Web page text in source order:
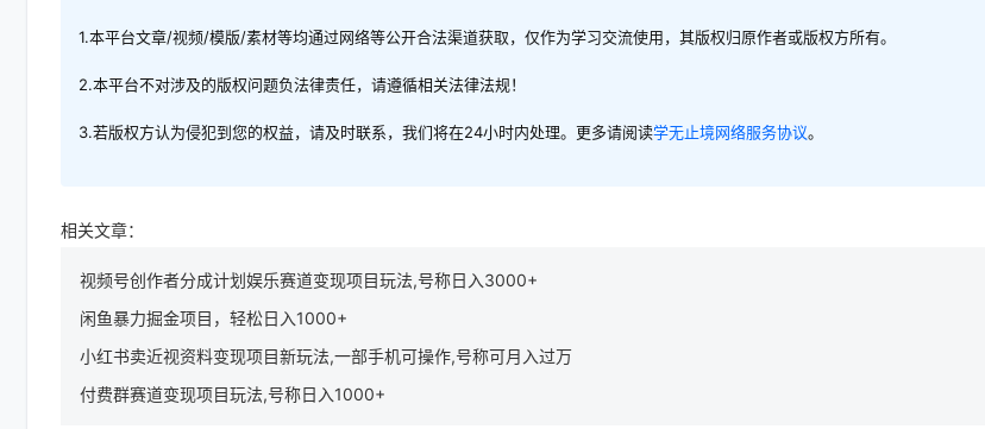
1.本平台文章/视频/模版/素材等均通过网络等公开合法渠道获取，仅作为学习交流使用，其版权归原作者或版权方所有。
2.本平台不对涉及的版权问题负法律责任，请遵循相关法律法规！
3.若版权方认为侵犯到您的权益，请及时联系，我们将在24小时内处理。更多请阅读学无止境网络服务协议。
相关文章：
视频号创作者分成计划娱乐赛道变现项目玩法,号称日入3000+
闲鱼暴力掘金项目，轻松日入1000+
小红书卖近视资料变现项目新玩法,一部手机可操作,号称可月入过万
付费群赛道变现项目玩法,号称日入1000+